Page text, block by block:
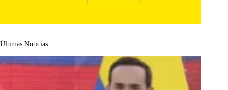
Últimas Noticias